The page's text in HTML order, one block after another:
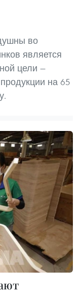
во
является
цели —
на 65